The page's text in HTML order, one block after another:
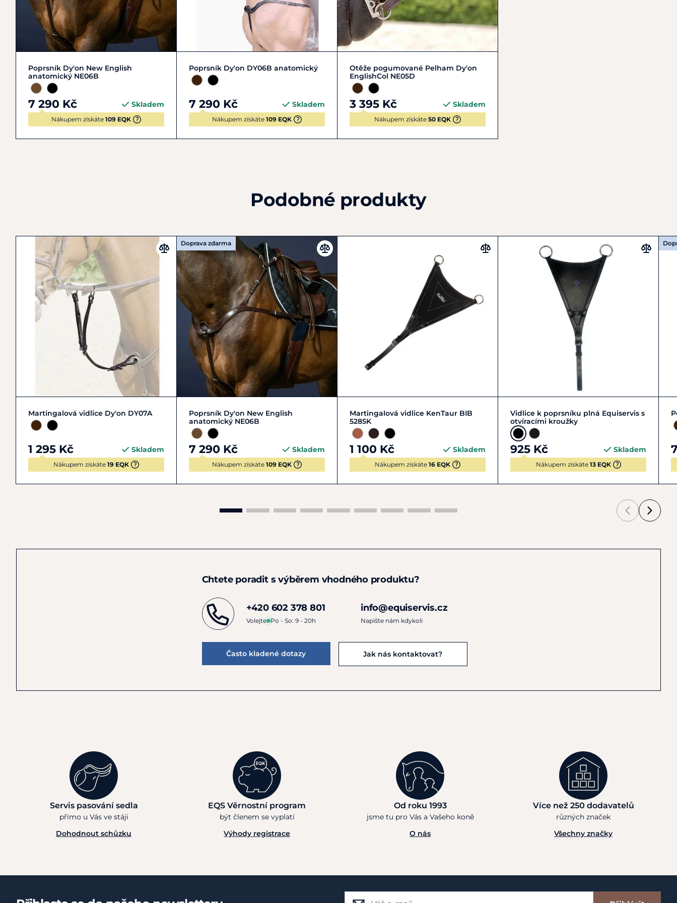
Cob Full
Poprsník Dy'on New English
anatomický NE06B
7 290 Kč Skladem
Nákupem získáte 109 EQK
Zobrazit detail
Poprsník Dy'on DY06B anatomický
7 290 Kč Skladem
Nákupem získáte 109 EQK
Zobrazit detail
Otěže pogumované Pelham Dy'on
EnglishCol NE05D
3 395 Kč Skladem
Nákupem získáte 50 EQK
Podobné produkty
Cob Full Pony
Martingalová vidlice Dy'on DY07A
1 295 Kč Skladem
Nákupem získáte 19 EQK
Doprava zdarma
Cob Full
Poprsník Dy'on New English
anatomický NE06B
7 290 Kč Skladem
Nákupem získáte 109 EQK
Zobrazit detail
Martingalová vidlice KenTaur BIB
5285K
1 100 Kč Skladem
Nákupem získáte 16 EQK
Zobrazit detail
Vidlice k poprsníku plná Equiservis s
otvíracími kroužky
925 Kč Skladem
Nákupem získáte 13 EQK
Chtete poradit s výběrem vhodného produktu?
+420 602 378 801
Volejte Po - So: 9 - 20h
info@equiservis.cz
Napište nám kdykoli
Často kladené dotazy Jak nás kontaktovat?
Servis pasování sedla
přímo u Vás ve stáji
Dohodnout schůzku
EQS Věrnostní program
být členem se vyplatí
Výhody registrace
Od roku 1993
jsme tu pro Vás a Vašeho koně
O nás
Více než 250 dodavatelů
různých značek
Všechny značky